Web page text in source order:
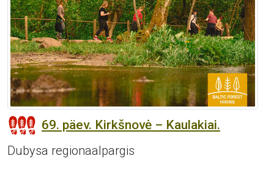
69. päev. Kirkšnovė – Kaulakiai.
Dubysa regionaalpargis